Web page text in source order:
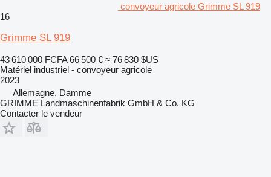
convoyeur agricole Grimme SL 919
16
Grimme SL 919
43 610 000 FCFA 66 500 € ≈ 76 830 $US
Matériel industriel - convoyeur agricole
2023
Allemagne, Damme
GRIMME Landmaschinenfabrik GmbH & Co. KG
Contacter le vendeur